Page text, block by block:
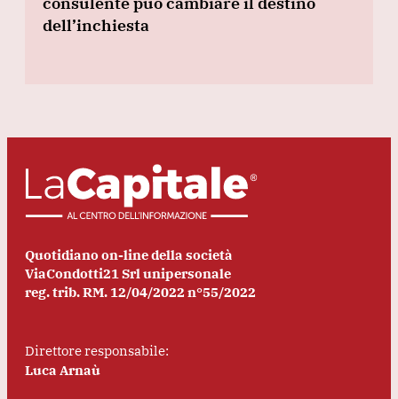
dell’inchiesta
Quotidiano on-line della società
ViaCondotti21 Srl unipersonale
reg. trib. RM. 12/04/2022 n°55/2022
Direttore responsabile:
Luca Arnaù